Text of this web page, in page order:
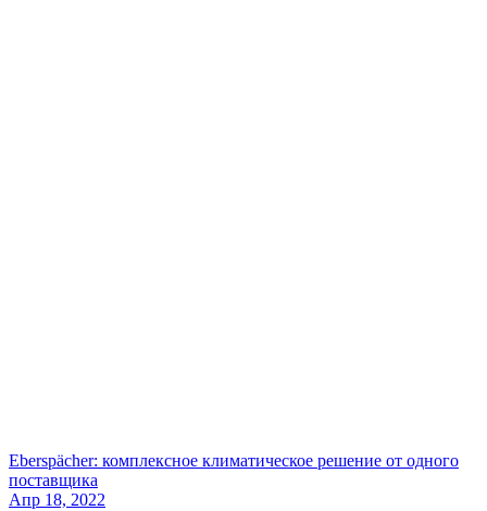
Eberspächer: комплексное климатическое решение от одного
поставщика
Апр 18, 2022